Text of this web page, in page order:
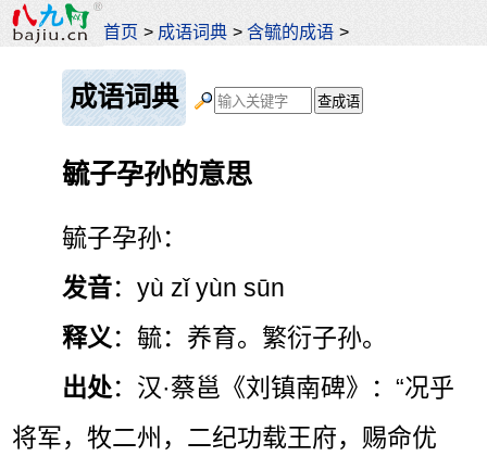
首页 > 成语词典 >含毓的成语 >
成语词典
毓子孕孙的意思
毓子孕孙：
发音：yù zǐ yùn sūn
释义 ：毓：养育。繁衍子孙。
出处：汉·蔡邕《刘镇南碑》：“况乎
将军，牧二州，二纪功载王府，赐命优